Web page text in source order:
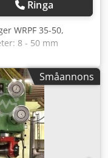
Ringa
WRPF 35-50,
8 - 50 mm
- Ingående
drivvals -
(Tillval: NY
Adisr - Befintliga
- Tillval:
mm Hastighet: upp
Småannons